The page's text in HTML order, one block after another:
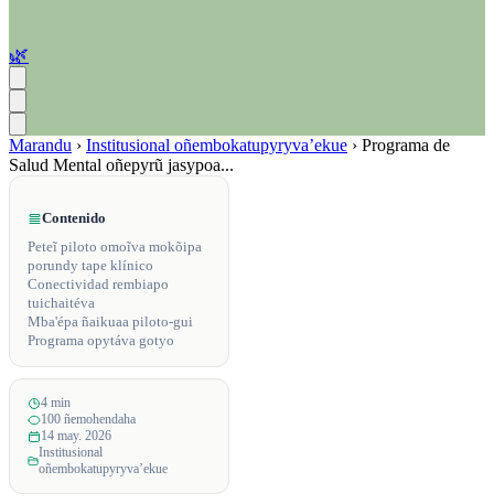
🌿
Marandu › Institusional oñembokatupyryva’ekue › Programa de
Salud Mental oñepyrũ jasypoa...
Contenido
Peteĩ piloto omoĩva mokõipa
porundy tape klínico
Conectividad rembiapo
tuichaitéva
Mba'épa ñaikuaa piloto-gui
Programa opytáva gotyo
4 min
100 ñemohendaha
14 may. 2026
Institusional
oñembokatupyryva’ekue